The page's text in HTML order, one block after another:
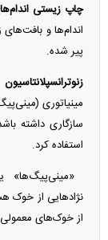
چاپ زیستی
اندام‌ها و بافت‌های
پیر شده.
مینیاتوری
سازگاری داشته
استفاده کرد.
نژادهایی از خوک
از خوک‌های